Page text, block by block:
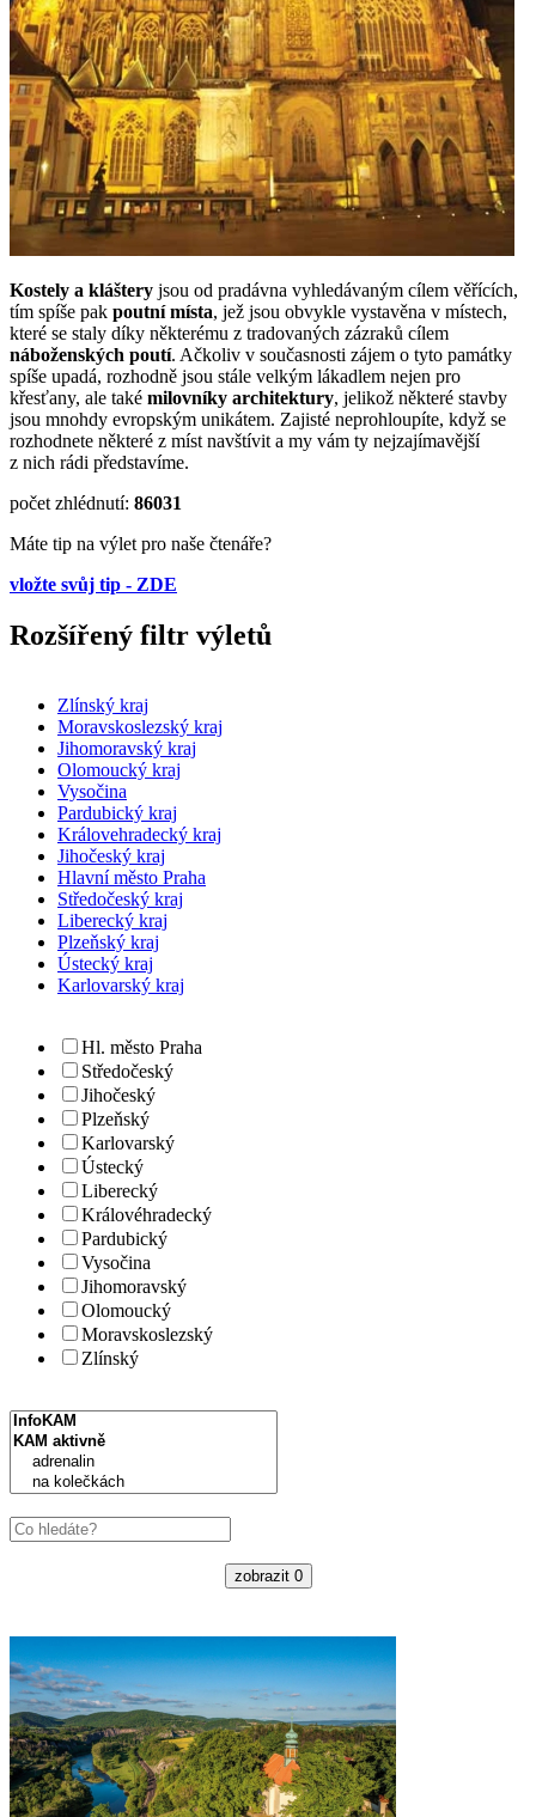
Kostely a kláštery jsou od pradávna vyhledávaným cílem věřících,
tím spíše pak poutní místa, jež jsou obvykle vystavěna v místech,
které se staly díky některému z tradovaných zázraků cílem
náboženských poutí. Ačkoliv v současnosti zájem o tyto památky
spíše upadá, rozhodně jsou stále velkým lákadlem nejen pro
křesťany, ale také milovníky architektury, jelikož některé stavby
jsou mnohdy evropským unikátem. Zajisté neprohloupíte, když se
rozhodnete některé z míst navštívit a my vám ty nejzajímavější
z nich rádi představíme.
počet zhlédnutí: 86031
Máte tip na výlet pro naše čtenáře?
vložte svůj tip - ZDE
Rozšířený filtr výletů
Zlínský kraj
Moravskoslezský kraj
Jihomoravský kraj
Olomoucký kraj
Vysočina
Pardubický kraj
Královehradecký kraj
Jihočeský kraj
Hlavní město Praha
Středočeský kraj
Liberecký kraj
Plzeňský kraj
Ústecký kraj
Karlovarský kraj
Hl. město Praha
Středočeský
Jihočeský
Plzeňský
Karlovarský
Ústecký
Liberecký
Královéhradecký
Pardubický
Vysočina
Jihomoravský
Olomoucký
Moravskoslezský
Zlínský
zobrazit 0